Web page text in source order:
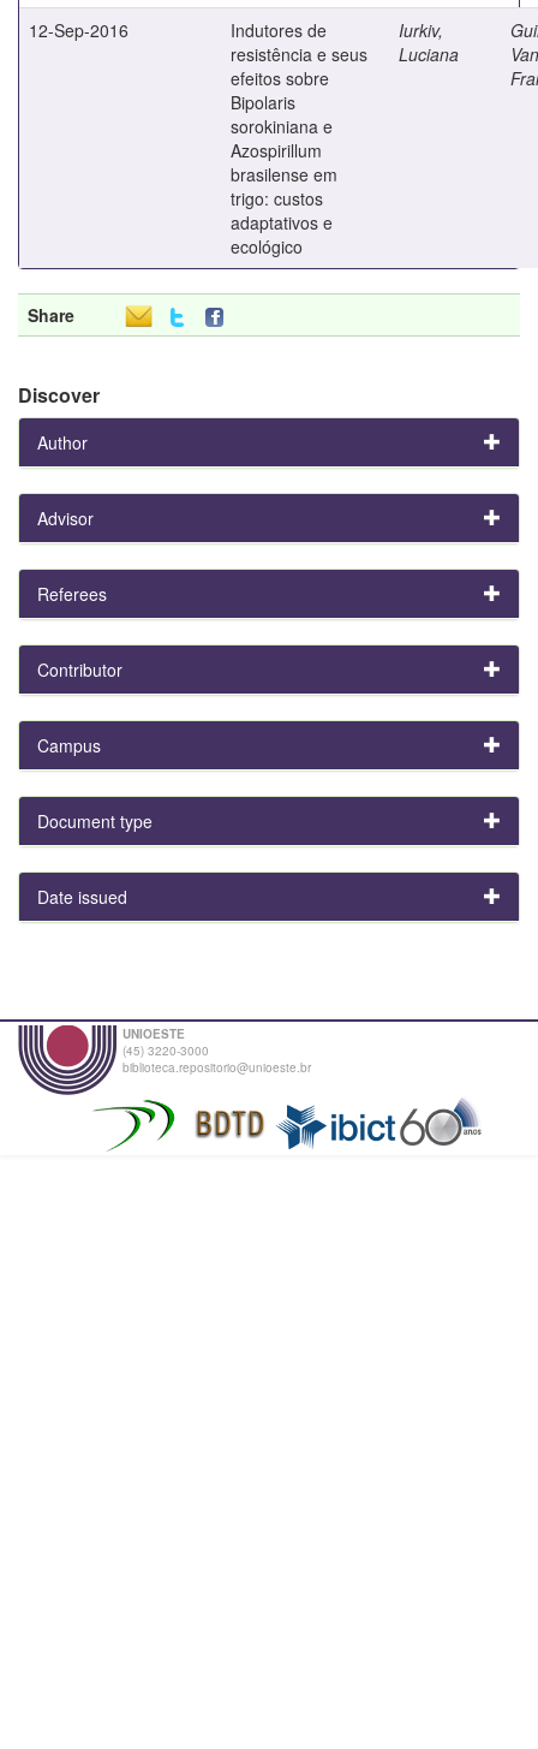
12-Sep-2016
Indutores de
resistência e seus
efeitos sobre
Bipolaris
sorokiniana e
Azospirillum
brasilense em
trigo: custos
adaptativos e
ecológico
Iurkiv,
Luciana
Share
Discover
Author
Advisor
Referees
Contributor
Campus
Document type
Date issued
UNIOESTE
(45) 3220-3000
biblioteca.repositorio@unioeste.br